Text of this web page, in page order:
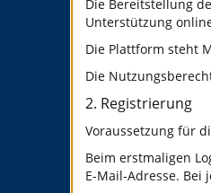
Die Bereitstellung
Unterstützung
Die Plattform steht
Die
2. Registrierung
Voraussetzung für
Beim erstmaligen
E-Mail-Adresse.